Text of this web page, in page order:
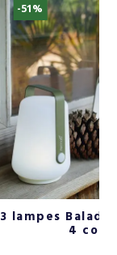
-51%
3 lampes Balad
4